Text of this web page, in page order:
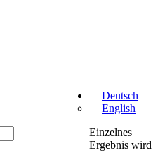
Deutsch
English
Einzelnes
Ergebnis wird